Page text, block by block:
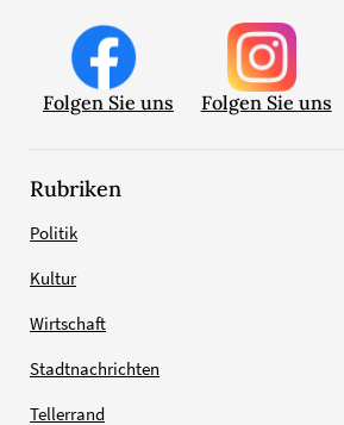
Folgen Sie uns Folgen Sie uns
Rubriken
Politik
Kultur
Wirtschaft
Stadtnachrichten
Tellerrand